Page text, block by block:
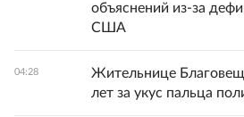
объяснений из-за
США
04:28
Жительнице
лет за укус пальца